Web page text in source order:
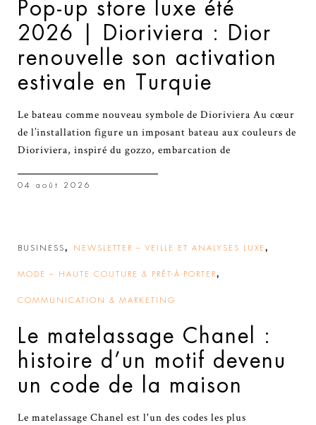
Pop-up store luxe été
2026 | Dioriviera : Dior
renouvelle son activation
estivale en Turquie
Le bateau comme nouveau symbole de Dioriviera Au cœur
de l’installation figure un imposant bateau aux couleurs de
Dioriviera, inspiré du gozzo, embarcation de
04 août 2026
BUSINESS, NEWSLETTER – VEILLE ET ANALYSES LUXE ,
MODE – HAUTE COUTURE & PRÊT-À-PORTER,
COMMUNICATION & MARKETING
Le matelassage Chanel :
histoire d’un motif devenu
un code de la maison
Le matelassage Chanel est l'un des codes les plus